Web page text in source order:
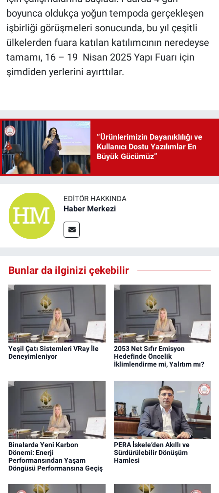
boyunca oldukça yoğun tempoda gerçekleşen
işbirliği görüşmeleri sonucunda, bu yıl çeşitli
ülkelerden fuara katılan katılımcının neredeyse
tamamı, 16 – 19 Nisan 2025 Yapı Fuarı için
şimdiden yerlerini ayırttılar.
“Ürünlerimizin Dayanıklılığı ve
Kullanıcı Dostu Yazılımlar En
Büyük Gücümüz”
EDITÖR HAKKINDA
Haber Merkezi
Bunlar da ilginizi çekebilir
Yeşil Çatı Sistemleri VRay İle
Deneyimleniyor
2053 Net Sıfır Emisyon
Hedefinde Öncelik
İklimlendirme mi, Yalıtım mı?
Binalarda Yeni Karbon
Dönemi: Enerji
Performansından Yaşam
Döngüsü Performansına Geçiş
PERA İskele’den Akıllı ve
Sürdürülebilir Dönüşüm
Hamlesi